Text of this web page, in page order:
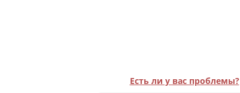
Есть ли у вас проблемы?